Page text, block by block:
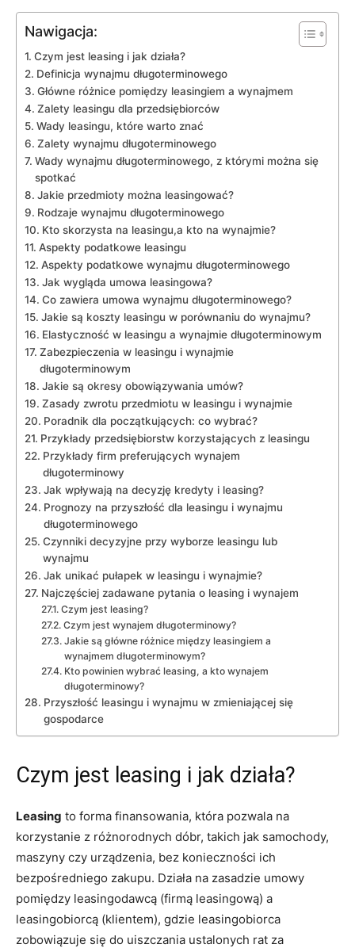
Nawigacja:
Czym jest leasing i jak działa?
Definicja ​wynajmu ​długoterminowego
Główne różnice pomiędzy⁣ leasingiem a ‍wynajmem
Zalety leasingu dla​ przedsiębiorców
Wady⁤ leasingu, ‌które warto‌ znać
Zalety ‍wynajmu‌ długoterminowego
Wady⁤ wynajmu długoterminowego, z⁢ którymi można się
spotkać
Jakie przedmioty‍ można leasingować?
Rodzaje​ wynajmu długoterminowego
Kto skorzysta na leasingu,a kto ⁢na wynajmie?
Aspekty podatkowe ​leasingu
Aspekty podatkowe wynajmu długoterminowego
Jak ​wygląda umowa leasingowa?
Co zawiera ⁤umowa ⁣wynajmu długoterminowego?
Jakie są koszty leasingu ‍w porównaniu do wynajmu?
Elastyczność w leasingu⁣ a wynajmie długoterminowym
Zabezpieczenia w leasingu i‌ wynajmie
‌długoterminowym
Jakie są okresy obowiązywania‌ umów?
Zasady⁣ zwrotu ⁣przedmiotu‍ w leasingu i wynajmie
Poradnik dla⁢ początkujących: co wybrać?
Przykłady ​przedsiębiorstw korzystających z leasingu
Przykłady firm preferujących wynajem
długoterminowy
Jak​ wpływają‍ na decyzję ⁢kredyty i leasing?
Prognozy na przyszłość dla⁢ leasingu i ⁢wynajmu
długoterminowego
Czynniki decyzyjne przy wyborze ⁣leasingu ​lub
wynajmu
Jak unikać pułapek ⁢w​ leasingu i wynajmie?
Najczęściej zadawane pytania o leasing ‌i wynajem
Czym jest leasing?
Czym jest wynajem długoterminowy?
Jakie ‌są ⁢główne ‌różnice między leasingiem a
wynajmem długoterminowym?
Kto ‍powinien​ wybrać leasing, a‍ kto wynajem
długoterminowy?
Przyszłość leasingu i wynajmu w⁤ zmieniającej się ​
gospodarce
Czym jest leasing i jak działa?
Leasing to‍ forma finansowania, która ​pozwala na
korzystanie⁣ z różnorodnych‍ dóbr, takich⁣ jak samochody,⁣
maszyny czy ​urządzenia,⁤ bez konieczności ich
bezpośredniego zakupu. ‍Działa na zasadzie umowy
‍pomiędzy‌ leasingodawcą (firmą leasingową) a
leasingobiorcą‍ (klientem), ⁣gdzie leasingobiorca
zobowiązuje się do uiszczania ustalonych rat za‍